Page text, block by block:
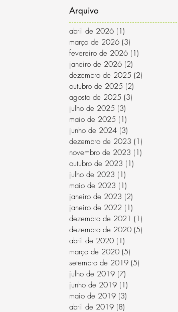
Arquivo
abril de 2026 (1)
março de 2026 (3)
fevereiro de 2026 (1)
janeiro de 2026 (2)
dezembro de 2025 (2)
outubro de 2025 (2)
agosto de 2025 (3)
julho de 2025 (3)
maio de 2025 (1)
junho de 2024 (3)
dezembro de 2023 (1)
novembro de 2023 (1)
outubro de 2023 (1)
julho de 2023 (1)
maio de 2023 (1)
janeiro de 2023 (2)
janeiro de 2022 (1)
dezembro de 2021 (1)
dezembro de 2020 (5)
abril de 2020 (1)
março de 2020 (5)
setembro de 2019 (5)
julho de 2019 (7)
junho de 2019 (1)
maio de 2019 (3)
abril de 2019 (8)